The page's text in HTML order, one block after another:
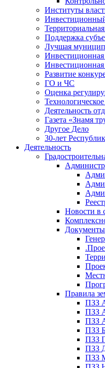
Институты
Поддержка
Лучшая
Инвестиционная
Развитие
ГО и ЧС
Оценка
Деятельность
Газета «Знамя
Другое Дело
30-лет
Деятельность
Новости в
Документы
Правила
ПЗЗ
ПЗЗ
ПЗЗ
ПЗЗ
ПЗЗ
ПЗЗ
ПЗЗ